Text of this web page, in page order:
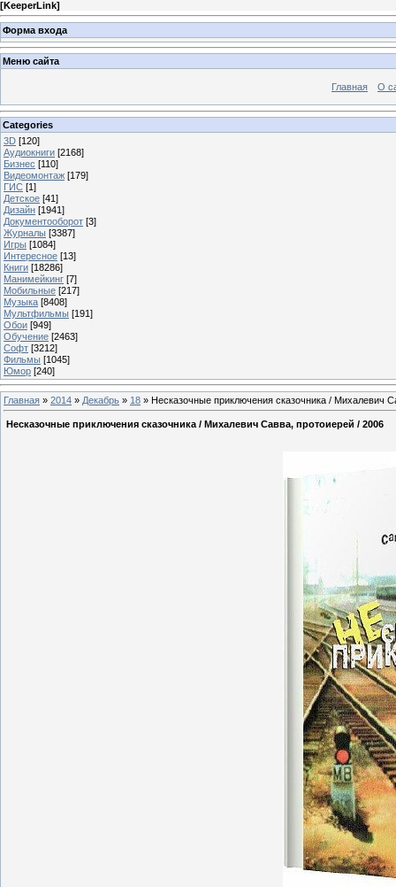
[KeeperLink]
Форма входа
Меню сайта
Главная О
Categories
3D [120]
Аудиокниги [2168]
Бизнес [110]
Видеомонтаж [179]
ГИС [1]
Детское [41]
Дизайн [1941]
Документооборот [3]
Журналы [3387]
Игры [1084]
Интересное [13]
Книги [18286]
Манимейкинг [7]
Мобильные [217]
Музыка [8408]
Мультфильмы [191]
Обои [949]
Обучение [2463]
Софт [3212]
Фильмы [1045]
Юмор [240]
Главная » 2014 » Декабрь » 18 » Несказочные приключения сказочника / Михалевич
Несказочные приключения сказочника / Михалевич Савва, протоиерей / 2006